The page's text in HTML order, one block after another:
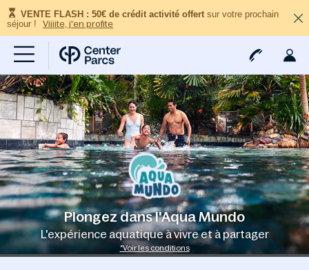
VENTE FLASH : 50€ de crédit activité offert sur votre prochain
séjour !
Viiiite, j'en profite
Plongez dans l'Aqua Mundo
L'expérience aquatique à vivre et à partager
*Voir les conditions